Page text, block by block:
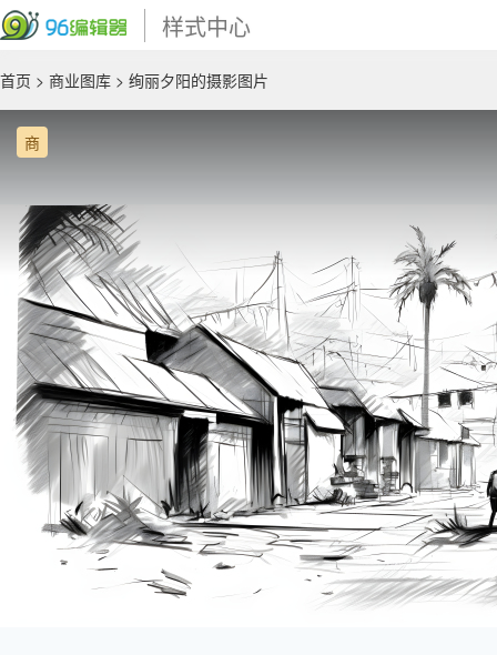
样式中心
首页 > 商业图库 > 绚丽夕阳的摄影图片
商